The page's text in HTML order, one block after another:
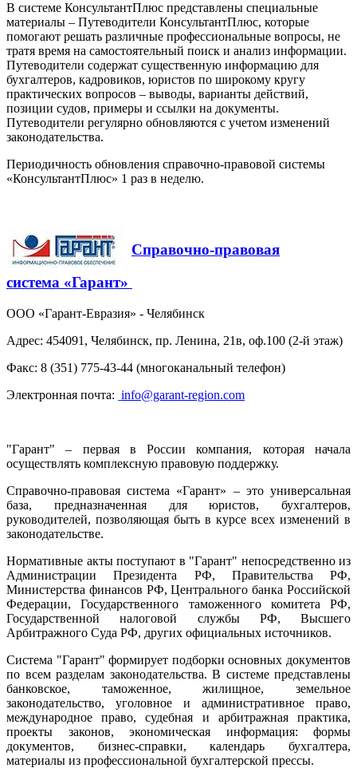
В системе КонсультантПлюс представлены специальные
материалы – Путеводители КонсультантПлюс, которые
помогают решать различные профессиональные вопросы, не
тратя время на самостоятельный поиск и анализ информации.
Путеводители содержат существенную информацию для
бухгалтеров, кадровиков, юристов по широкому кругу
практических вопросов – выводы, варианты действий,
позиции судов, примеры и ссылки на документы.
Путеводители регулярно обновляются с учетом изменений
законодательства.
Периодичность обновления справочно-правовой системы
«КонсультантПлюс» 1 раз в неделю.
Справочно-правовая
система «Гарант»
ООО «Гарант-Евразия» - Челябинск
Адрес: 454091, Челябинск, пр. Ленина, 21в, оф.100 (2-й этаж)
Факс: 8 (351) 775-43-44 (многоканальный телефон)
Электронная почта: info@garant-region.com
"Гарант" – первая в России компания, которая начала
осуществлять комплексную правовую поддержку.
Справочно-правовая система «Гарант» – это универсальная
база, предназначенная для юристов, бухгалтеров,
руководителей, позволяющая быть в курсе всех изменений в
законодательстве.
Нормативные акты поступают в "Гарант" непосредственно из
Администрации Президента РФ, Правительства РФ,
Министерства финансов РФ, Центрального банка Российской
Федерации, Государственного таможенного комитета РФ,
Государственной налоговой службы РФ, Высшего
Арбитражного Суда РФ, других официальных источников.
Система "Гарант" формирует подборки основных документов
по всем разделам законодательства. В системе представлены
банковское, таможенное, жилищное, земельное
законодательство, уголовное и административное право,
международное право, судебная и арбитражная практика,
проекты законов, экономическая информация: формы
документов, бизнес-справки, календарь бухгалтера,
материалы из профессиональной бухгалтерской прессы.